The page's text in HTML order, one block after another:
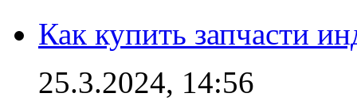
Как купить запчасти
25.3.2024, 14:56